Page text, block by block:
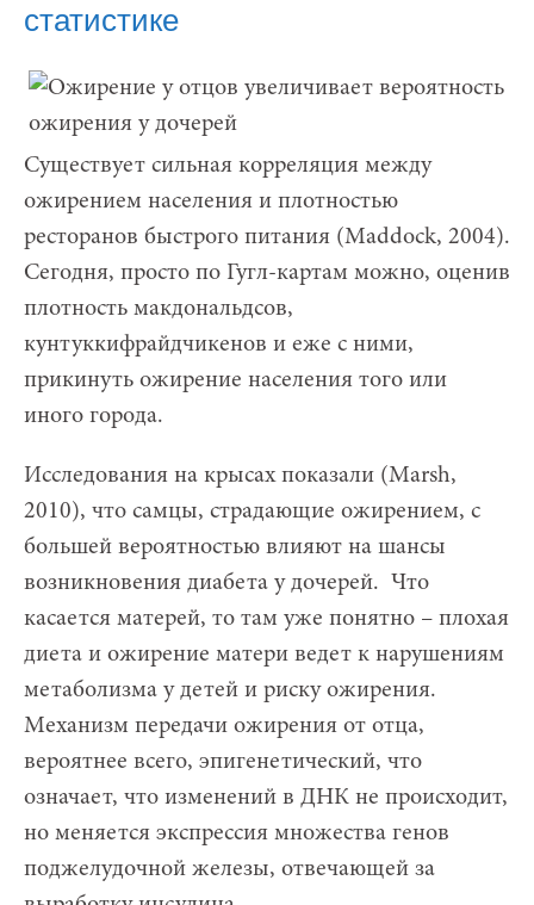
статистике
Существует сильная корреляция между
ожирением населения и плотностью
ресторанов быстрого питания (Maddock, 2004).
Сегодня, просто по Гугл-картам можно, оценив
плотность макдональдсов,
кунтуккифрайдчикенов и еже с ними,
прикинуть ожирение населения того или
иного города.
Исследования на крысах показали (Marsh,
2010), что самцы, страдающие ожирением, с
большей вероятностью влияют на шансы
возникновения диабета у дочерей. Что
касается матерей, то там уже понятно – плохая
диета и ожирение матери ведет к нарушениям
метаболизма у детей и риску ожирения.
Механизм передачи ожирения от отца,
вероятнее всего, эпигенетический, что
означает, что изменений в ДНК не происходит,
но меняется экспрессия множества генов
поджелудочной железы, отвечающей за